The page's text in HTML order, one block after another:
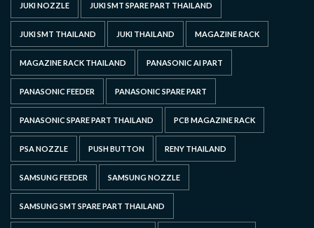
JUKI NOZZLE JUKI SMT SPARE PART THAILAND
JUKI SMT THAILAND JUKI THAILAND MAGAZINE RACK
MAGAZINE RACK THAILAND PANASONIC AI PART
PANASONIC FEEDER PANASONIC SPARE PART
PANASONIC SPARE PART THAILAND PCB MAGAZINE RACK
PSA NOZZLE PUSH BUTTON RENY THAILAND
SAMSUNG FEEDER SAMSUNG NOZZLE
SAMSUNG SMT SPARE PART THAILAND